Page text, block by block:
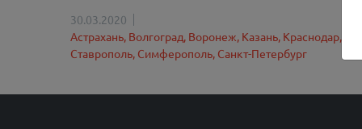
30.03.2020
Астрахань, Волгоград, Воронеж, Казань, Краснодар,
Ставрополь, Симферополь, Санкт-Петербург